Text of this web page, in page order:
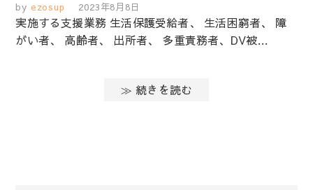
by ezosup 2023年8月8日
実施する支援業務 生活保護受給者、 生活困窮者、 障
がい者、 高齢者、 出所者、 多重責務者、DV被…
≫ 続きを読む